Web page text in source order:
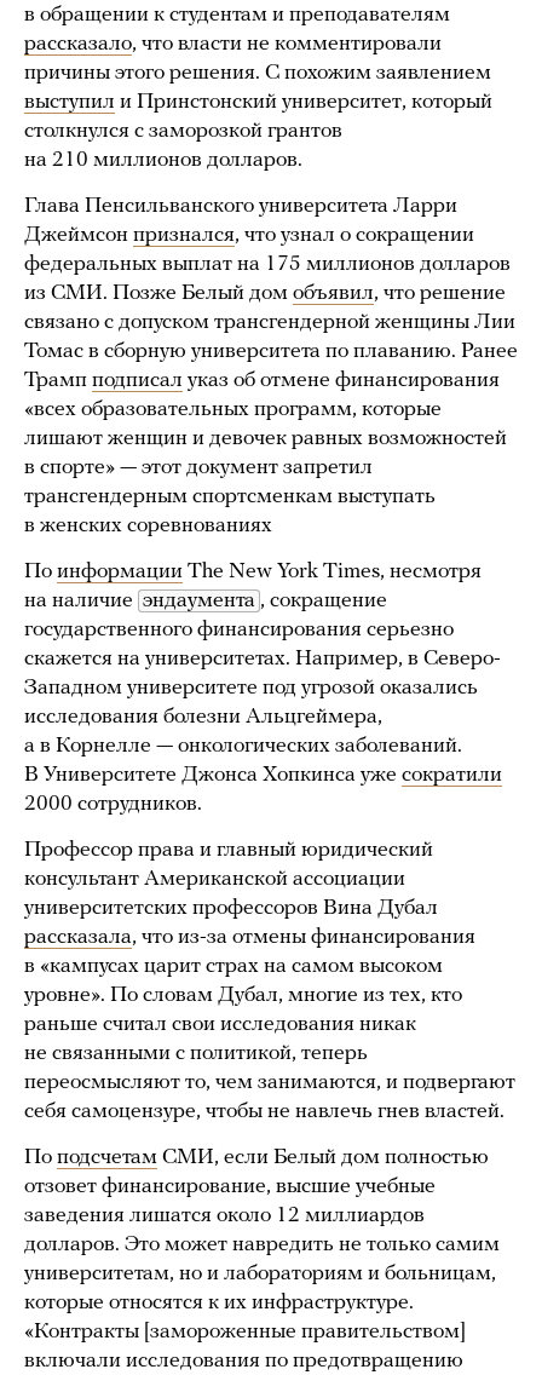
в обращении к студентам и преподавателям
рассказало, что власти не комментировали
причины этого решения. С похожим заявлением
выступил и Принстонский университет, который
столкнулся с заморозкой грантов
на 210 миллионов долларов.
Глава Пенсильванского университета Ларри
Джеймсон признался, что узнал о сокращении
федеральных выплат на 175 миллионов долларов
из СМИ. Позже Белый дом объявил, что решение
связано с допуском трансгендерной женщины Лии
Томас в сборную университета по плаванию. Ранее
Трамп подписал указ об отмене финансирования
«всех образовательных программ, которые
лишают женщин и девочек равных возможностей
в спорте» — этот документ запретил
трансгендерным спортсменкам выступать
в женских соревнованиях
По информации The New York Times, несмотря
на наличие эндаумента , сокращение
государственного финансирования серьезно
скажется на университетах. Например, в Северо-
Западном университете под угрозой оказались
исследования болезни Альцгеймера,
а в Корнелле — онкологических заболеваний.
В Университете Джонса Хопкинса уже сократили
2000 сотрудников.
Профессор права и главный юридический
консультант Американской ассоциации
университетских профессоров Вина Дубал
рассказала, что из-за отмены финансирования
в «кампусах царит страх на самом высоком
уровне». По словам Дубал, многие из тех, кто
раньше считал свои исследования никак
не связанными с политикой, теперь
переосмысляют то, чем занимаются, и подвергают
себя самоцензуре, чтобы не навлечь гнев властей.
По подсчетам СМИ, если Белый дом полностью
отзовет финансирование, высшие учебные
заведения лишатся около 12 миллиардов
долларов. Это может навредить не только самим
университетам, но и лабораториям и больницам,
которые относятся к их инфраструктуре.
«Контракты [замороженные правительством]
включали исследования по предотвращению